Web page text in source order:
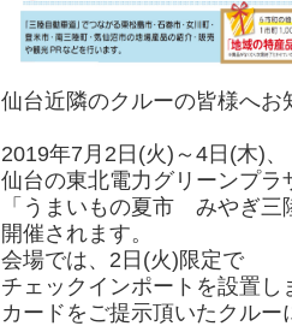
仙台近隣のクルーの皆様へお
2019年7月2日(火)～4日(木)、
仙台の東北電力グリーンプラ
「うまいもの夏市 みやぎ三
開催されます。
会場では、2日(火)限定で
チェックインポートを設置し
カードをご提示頂いたクル